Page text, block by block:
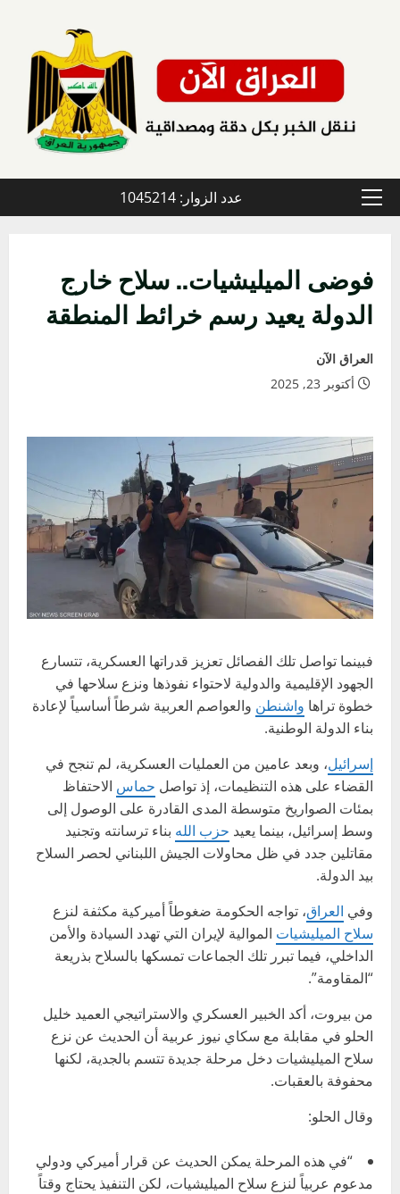
القائمة
عدد الزوار: 1045214
فوضى الميليشيات.. سلاح خارج
الدولة يعيد رسم خرائط المنطقة
العراق الآن
أكتوبر 23, 2025
فبينما تواصل تلك الفصائل تعزيز قدراتها العسكرية، تتسارع
الجهود الإقليمية والدولية لاحتواء نفوذها ونزع سلاحها في
خطوة تراها واشنطن والعواصم العربية شرطاً أساسياً لإعادة
بناء الدولة الوطنية.
إسرائيل، وبعد عامين من العمليات العسكرية، لم تنجح في
القضاء على هذه التنظيمات، إذ تواصل حماس الاحتفاظ
بمئات الصواريخ متوسطة المدى القادرة على الوصول إلى
وسط إسرائيل، بينما يعيد حزب الله بناء ترسانته وتجنيد
مقاتلين جدد في ظل محاولات الجيش اللبناني لحصر السلاح
بيد الدولة.
وفي العراق، تواجه الحكومة ضغوطاً أميركية مكثفة لنزع
سلاح الميليشيات الموالية لإيران التي تهدد السيادة والأمن
الداخلي، فيما تبرر تلك الجماعات تمسكها بالسلاح بذريعة
“المقاومة”.
من بيروت، أكد الخبير العسكري والاستراتيجي العميد خليل
الحلو في مقابلة مع سكاي نيوز عربية أن الحديث عن نزع
سلاح الميليشيات دخل مرحلة جديدة تتسم بالجدية، لكنها
محفوفة بالعقبات.
وقال الحلو:
“في هذه المرحلة يمكن الحديث عن قرار أميركي ودولي
مدعوم عربياً لنزع سلاح الميليشيات، لكن التنفيذ يحتاج وقتاً